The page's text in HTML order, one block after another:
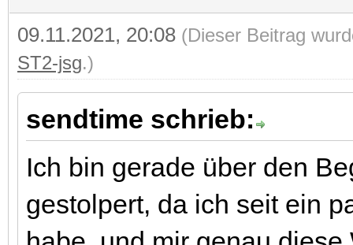
09.11.2021, 20:08 (Dieser Beitrag
ST2-jsg.)
sendtime schrieb:
Ich bin gerade über den
gestolpert, da ich seit ein